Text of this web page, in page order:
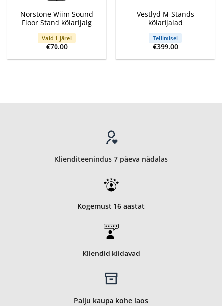
Norstone Wiim Sound
Floor Stand kõlarijalg
Vaid 1 järel
€70.00
Vestlyd M-Stands
kõlarijalad
Tellimisel
€399.00
Klienditeenindus 7 päeva nädalas
Kogemust 16 aastat
Kliendid kiidavad
Palju kaupa kohe laos